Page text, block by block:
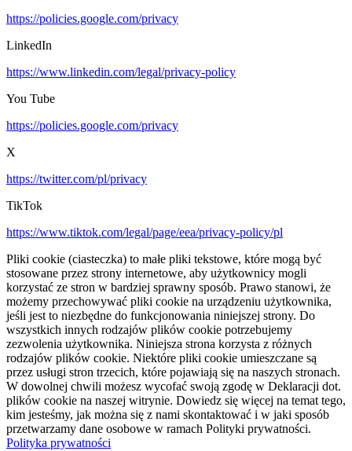
https://policies.google.com/privacy
LinkedIn
https://www.linkedin.com/legal/privacy-policy
You Tube
https://policies.google.com/privacy
X
https://twitter.com/pl/privacy
TikTok
https://www.tiktok.com/legal/page/eea/privacy-policy/pl
Pliki cookie (ciasteczka) to małe pliki tekstowe, które mogą być
stosowane przez strony internetowe, aby użytkownicy mogli
korzystać ze stron w bardziej sprawny sposób. Prawo stanowi, że
możemy przechowywać pliki cookie na urządzeniu użytkownika,
jeśli jest to niezbędne do funkcjonowania niniejszej strony. Do
wszystkich innych rodzajów plików cookie potrzebujemy
zezwolenia użytkownika. Niniejsza strona korzysta z różnych
rodzajów plików cookie. Niektóre pliki cookie umieszczane są
przez usługi stron trzecich, które pojawiają się na naszych stronach.
W dowolnej chwili możesz wycofać swoją zgodę w Deklaracji dot.
plików cookie na naszej witrynie. Dowiedz się więcej na temat tego,
kim jesteśmy, jak można się z nami skontaktować i w jaki sposób
przetwarzamy dane osobowe w ramach Polityki prywatności.
Polityka prywatności